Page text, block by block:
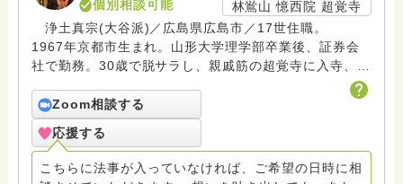
個別相談可能
林鴬山 憶西院 超覚寺
浄土真宗(大谷派)／広島県広島市／17世住職。
1967年京都市生まれ。山形大学理学部卒業後、証券会
社で勤務。30歳で脱サラし、親戚筋の超覚寺に入寺、
45歳で住職継職。 遺族の分かち合いやお悩み相談な
どグリーフサポート活動を続け、お寺の掲示板による法
語伝道にも尽力している。カープ坊主の会会員。
Zoom相談する
応援する
こちらに法事が入っていなければ、ご希望の日時に相